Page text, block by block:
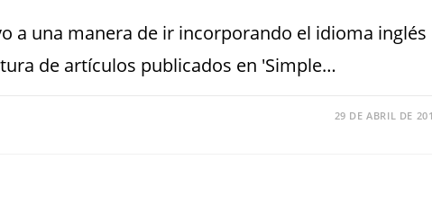
a una manera de ir incorporando el idioma inglés
de artículos publicados en 'Simple…
29 DE ABRIL DE